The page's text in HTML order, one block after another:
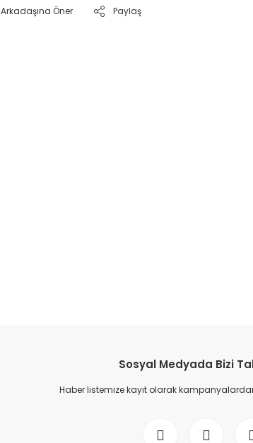
Arkadaşına Öner Paylaş
Sosyal Medyada Bizi
Haber listemize kayıt olarak